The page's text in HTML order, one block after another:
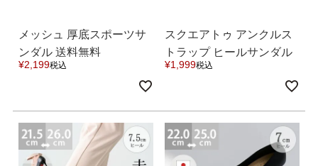
メッシュ 厚底スポーツサ
ンダル 送料無料
¥2,199税込
スクエアトゥ アンクルス
トラップ ヒールサンダル
送料無料
¥1,999税込